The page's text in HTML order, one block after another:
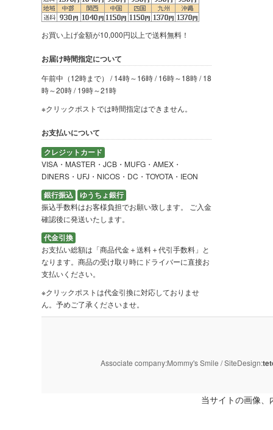
お買い上げ金額が10,000円以上で送料無料！
お届け時間指定について
午前中（12時まで） / 14時～16時 / 16時～18時 / 18
時～20時 / 19時～21時
※クリックポストでは時間指定はできません。
お支払いについて
クレジットカード
VISA・MASTER・JCB・MUFG・AMEX・
DINERS・UFJ・NICOS・DC・TOYOTA・IEON
銀行振込
ゆうちょ銀行
振込手数料はお客様負担でお願い致します。 ご入金
確認後に発送いたします。
代金引換
お支払い総額は「商品代金＋送料＋代引手数料」と
なります。商品の受け取り時にドライバーに直接お
支払いください。
※クリックポストは代金引換に対応しておりませ
ん。予めご了承くださいませ。
Associate company:Mommy's Smile / SiteDesign:
当サイトの画像